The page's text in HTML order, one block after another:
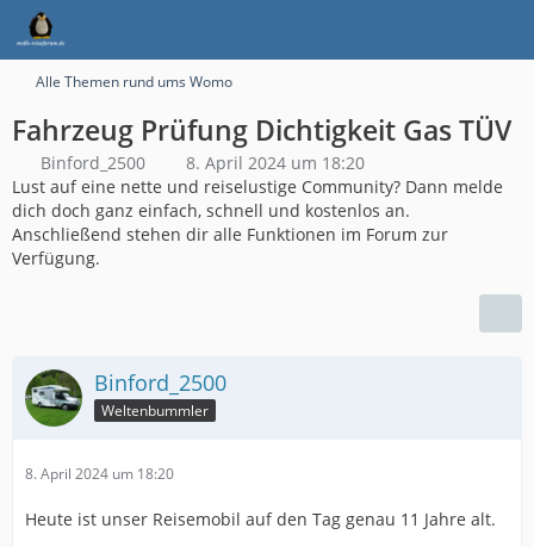
Alle Themen rund ums Womo
Fahrzeug Prüfung Dichtigkeit Gas TÜV
Binford_2500
8. April 2024 um 18:20
Lust auf eine nette und reiselustige Community? Dann melde
dich doch ganz einfach, schnell und kostenlos an.
Anschließend stehen dir alle Funktionen im Forum zur
Verfügung.
Binford_2500
Weltenbummler
8. April 2024 um 18:20
Heute ist unser Reisemobil auf den Tag genau 11 Jahre alt.